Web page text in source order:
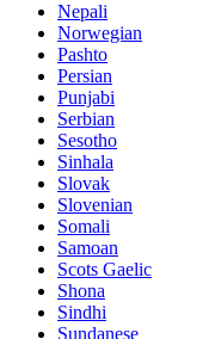
Nepali
Norwegian
Pashto
Persian
Punjabi
Serbian
Sesotho
Sinhala
Slovak
Slovenian
Somali
Samoan
Scots Gaelic
Shona
Sindhi
Sundanese